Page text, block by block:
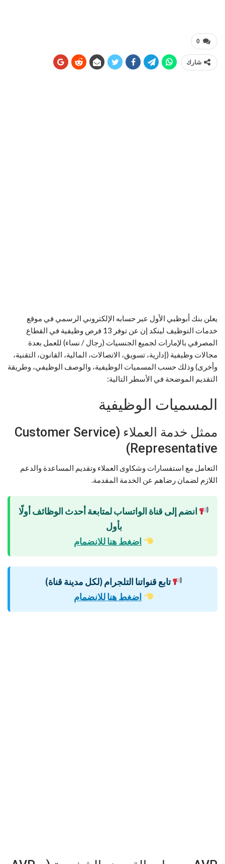
0
شارك
يعلن بنك أبوظبي الأول عبر حسابه الإلكتروني الرسمي في موقع
خدمات التوظيف لينكد إن عن توفر 13 فرص وظيفية في القطاع
المصرفي بالإمارات لجميع الجنسيات (رجال / نساء) للعمل بعدة
مجالات وظيفية (إدارية، تسويق، الاتصالات، المالية، القانون، التقنية،
وأخرى) وذلك حسب المسميات الوظيفية، والوصف الوظيفي، وطريقة
التقديم الموضحة في الأسطر التالية:
المسميات الوظيفية
ممثل خدمة العملاء (Customer Service
Representative)
التعامل مع استفسارات وشكاوى العملاء وتقديم المساعدة والدعم
اللازم لضمان رضاهم عن الخدمة المقدمة.
انضم إلى قناة الواتساب لمتابعة أحدث الوظائف أولًا
بأول
اضغط هنا للانضمام
تابع قنواتنا التلجرام (لكل مدينة قناة)
اضغط هنا للانضمام